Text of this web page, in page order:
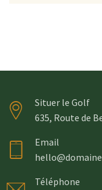
Situer le Golf
635, Route de
Email
Téléphone